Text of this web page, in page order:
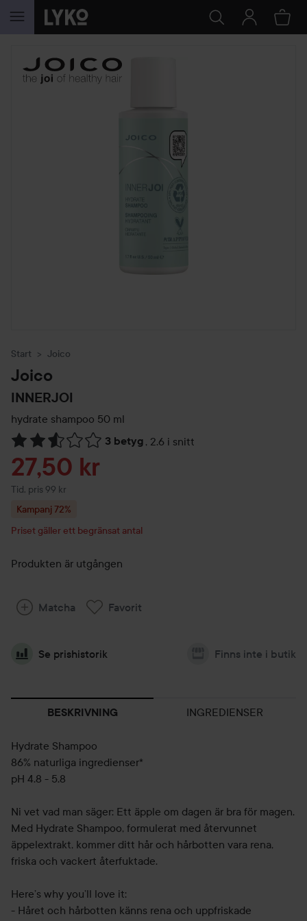
HOPPA TILL INNEHÅLLET
Start Joico
Joico
INNERJOI
hydrate shampoo 50 ml
3 betyg , 2.6 i snitt
Hoppa till Betyg & kommentarer
Reapris
27,50 kr
Tid. pris 99 kr
Tidigare pris 99 kr
Kampanj 72%
Priset gäller ett begränsat antal
Produkten är utgången
Matcha Favorit
Se prishistorik Finns inte i butik
BESKRIVNING INGREDIENSER
Hydrate Shampoo
86% naturliga ingredienser*
pH 4.8 - 5.8
Ni vet vad man säger: Ett äpple om dagen är bra för magen.
Med Hydrate Shampoo, formulerat med återvunnet
äppelextrakt, kommer ditt hår och hårbotten vara rena,
friska och vackert återfuktade.
Here’s why you’ll love it:
- Håret och hårbotten känns rena och uppfriskade